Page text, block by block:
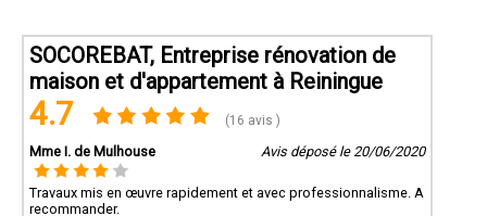
SOCOREBAT, Entreprise rénovation de
maison et d'appartement à Reiningue
4.7 (16 avis )
Mme I. de Mulhouse Avis déposé le 20/06/2020
Travaux mis en œuvre rapidement et avec professionnalisme. A
recommander.